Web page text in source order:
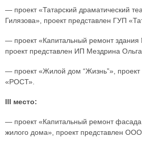
— проект «Татарский драматический
Гилязова», проект представлен ГУП
— проект «Капитальный ремонт здания
проект представлен ИП Мездрина Ольга
— проект «Жилой дом “Жизнь”»,
«РОСТ».
III место:
— проект «Капитальный ремонт фасада
жилого дома», проект представлен